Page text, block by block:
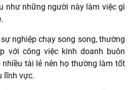
như những người này làm việc gì
nghiệp chạy song song, thường
với công việc kinh doanh buôn
nhiều tài lẻ nên họ thường làm tốt
lĩnh vực.